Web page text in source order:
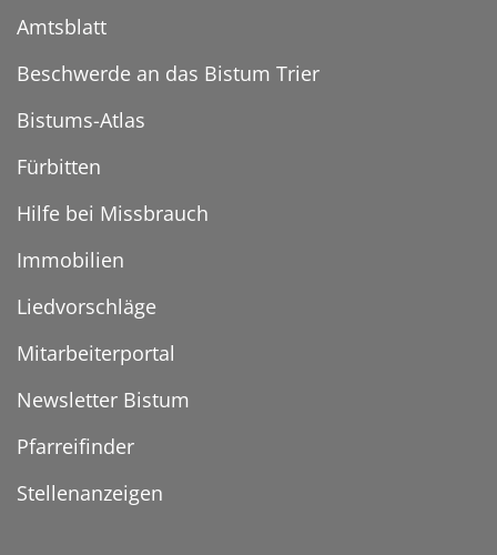
Amtsblatt
Beschwerde an das Bistum Trier
Bistums-Atlas
Fürbitten
Hilfe bei Missbrauch
Immobilien
Liedvorschläge
Mitarbeiterportal
Newsletter Bistum
Pfarreifinder
Stellenanzeigen